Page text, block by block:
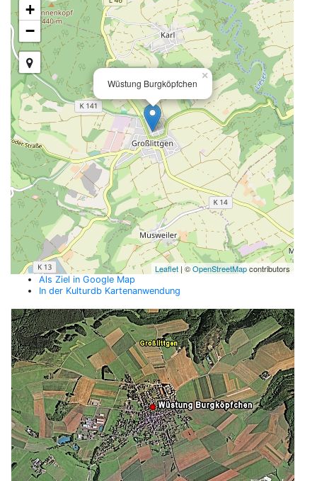
Wüstung Burgköpfchen
×
+
−
Leaflet| ©OpenStreetMapcontributors
Als Ziel in Google Map
In der Kulturdb Kartenanwendung